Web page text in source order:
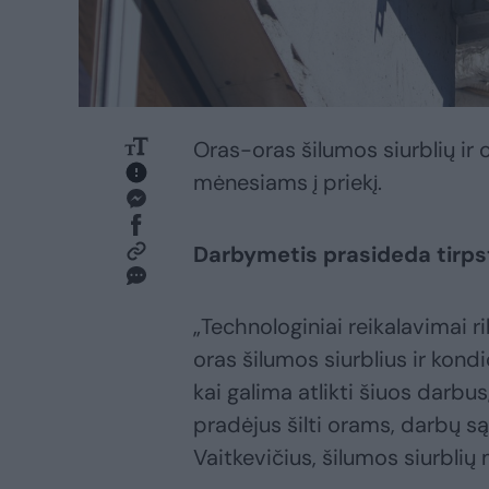
Oras-oras šilumos siurblių
mėnesiams į priekį.
Darbymetis prasideda
„Technologiniai reikalavimai
oras šilumos siurblius ir
kai galima atlikti šiuos
pradėjus šilti orams, darbų
Vaitkevičius, šilumos siurblių